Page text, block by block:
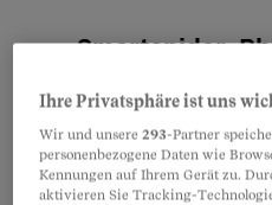
Smartspider:
Ihre Privatsphäre ist uns
Wir und unsere293-Partner
personenbezogene Daten wie
Kennungen auf Ihrem Gerät zu.
aktivieren Sie Tracking-